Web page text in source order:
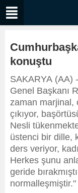
konuştu
SAKARYA (AA)
Genel Başkanı
zaman marjinal,
çıkıyor,
Nesli
üstenci bir dille,
ders veriyor,
Herkes şunu
geride
normalleşmiştir."